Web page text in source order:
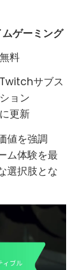
ゲーミング
料
サブス
ョン
更新
値を強調
ム体験を最
選択肢とな